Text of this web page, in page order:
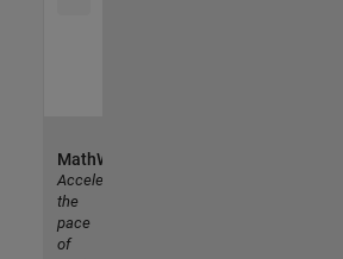
MathWorks
Accelerating
the
pace
of